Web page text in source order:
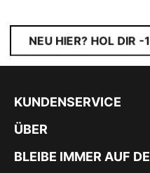
NEU HIER? HOL DIR -
KUNDENSERVICE
ÜBER
BLEIBE IMMER AUF